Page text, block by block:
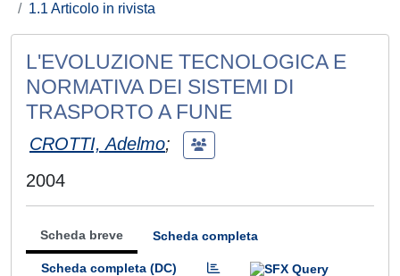
1.1 Articolo in rivista
L'EVOLUZIONE TECNOLOGICA E
NORMATIVA DEI SISTEMI DI
TRASPORTO A FUNE
CROTTI, Adelmo;
2004
Scheda breve Scheda completa
Scheda completa (DC)